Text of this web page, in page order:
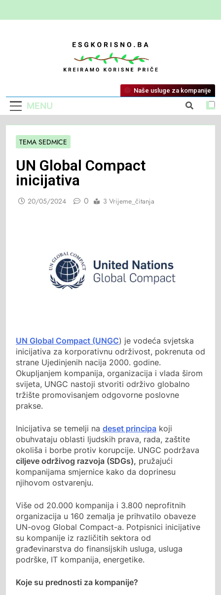
ESG Korisno
Kreiramo Korisne Priče
MENU
Naše usluge za kompanije
TEMA SEDMICE
UN Global Compact
inicijativa
20/05/2024 0 3 Vrijeme_čitanja
UN Global Compact (UNGC) je vodeća svjetska
inicijativa za korporativnu održivost, pokrenuta od
strane Ujedinjenih nacija 2000. godine.
Okupljanjem kompanija, organizacija i vlada širom
svijeta, UNGC nastoji stvoriti održivo globalno
tržište promovisanjem odgovorne poslovne
prakse.
Inicijativa se temelji na deset principa koji
obuhvataju oblasti ljudskih prava, rada, zaštite
okoliša i borbe protiv korupcije. UNGC podržava
ciljeve održivog razvoja (SDGs), pružajući
kompanijama smjernice kako da doprinesu
njihovom ostvarenju.
Više od 20.000 kompanija i 3.800 neprofitnih
organizacija u 160 zemalja je prihvatilo obaveze
UN-ovog Global Compact-a. Potpisnici inicijative
su kompanije iz različitih sektora od
građevinarstva do finansijskih usluga, usluga
podrške, IT kompanija, energetike.
Koje su prednosti za kompanije?